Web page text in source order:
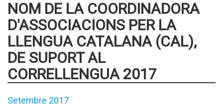
NOM DE LA COORDINADORA
D'ASSOCIACIONS PER LA
LLENGUA CATALANA (CAL),
DE SUPORT AL
CORRELLENGUA 2017
Setembre 2017